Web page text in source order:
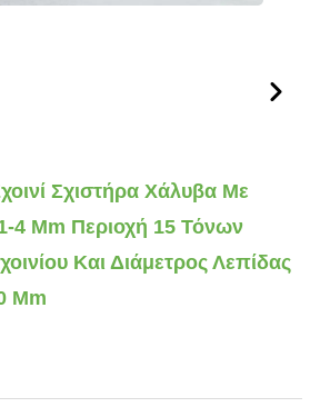
Σχιστήρα Χάλυβα Με
4 Mm Περιοχή 15 Τόνων
Και Διάμετρος Λεπίδας
Mm